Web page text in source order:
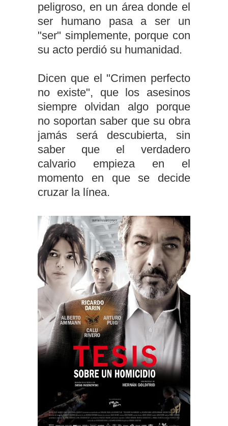
peligroso, en un área donde el
ser humano pasa a ser un
"ser" simplemente, porque con
su acto perdió su humanidad.
Dicen que el "Crimen perfecto
no existe", que los asesinos
siempre olvidan algo porque
no soportan saber que su obra
jamás será descubierta, sin
saber que el verdadero
calvario empieza en el
momento en que se decide
cruzar la línea.